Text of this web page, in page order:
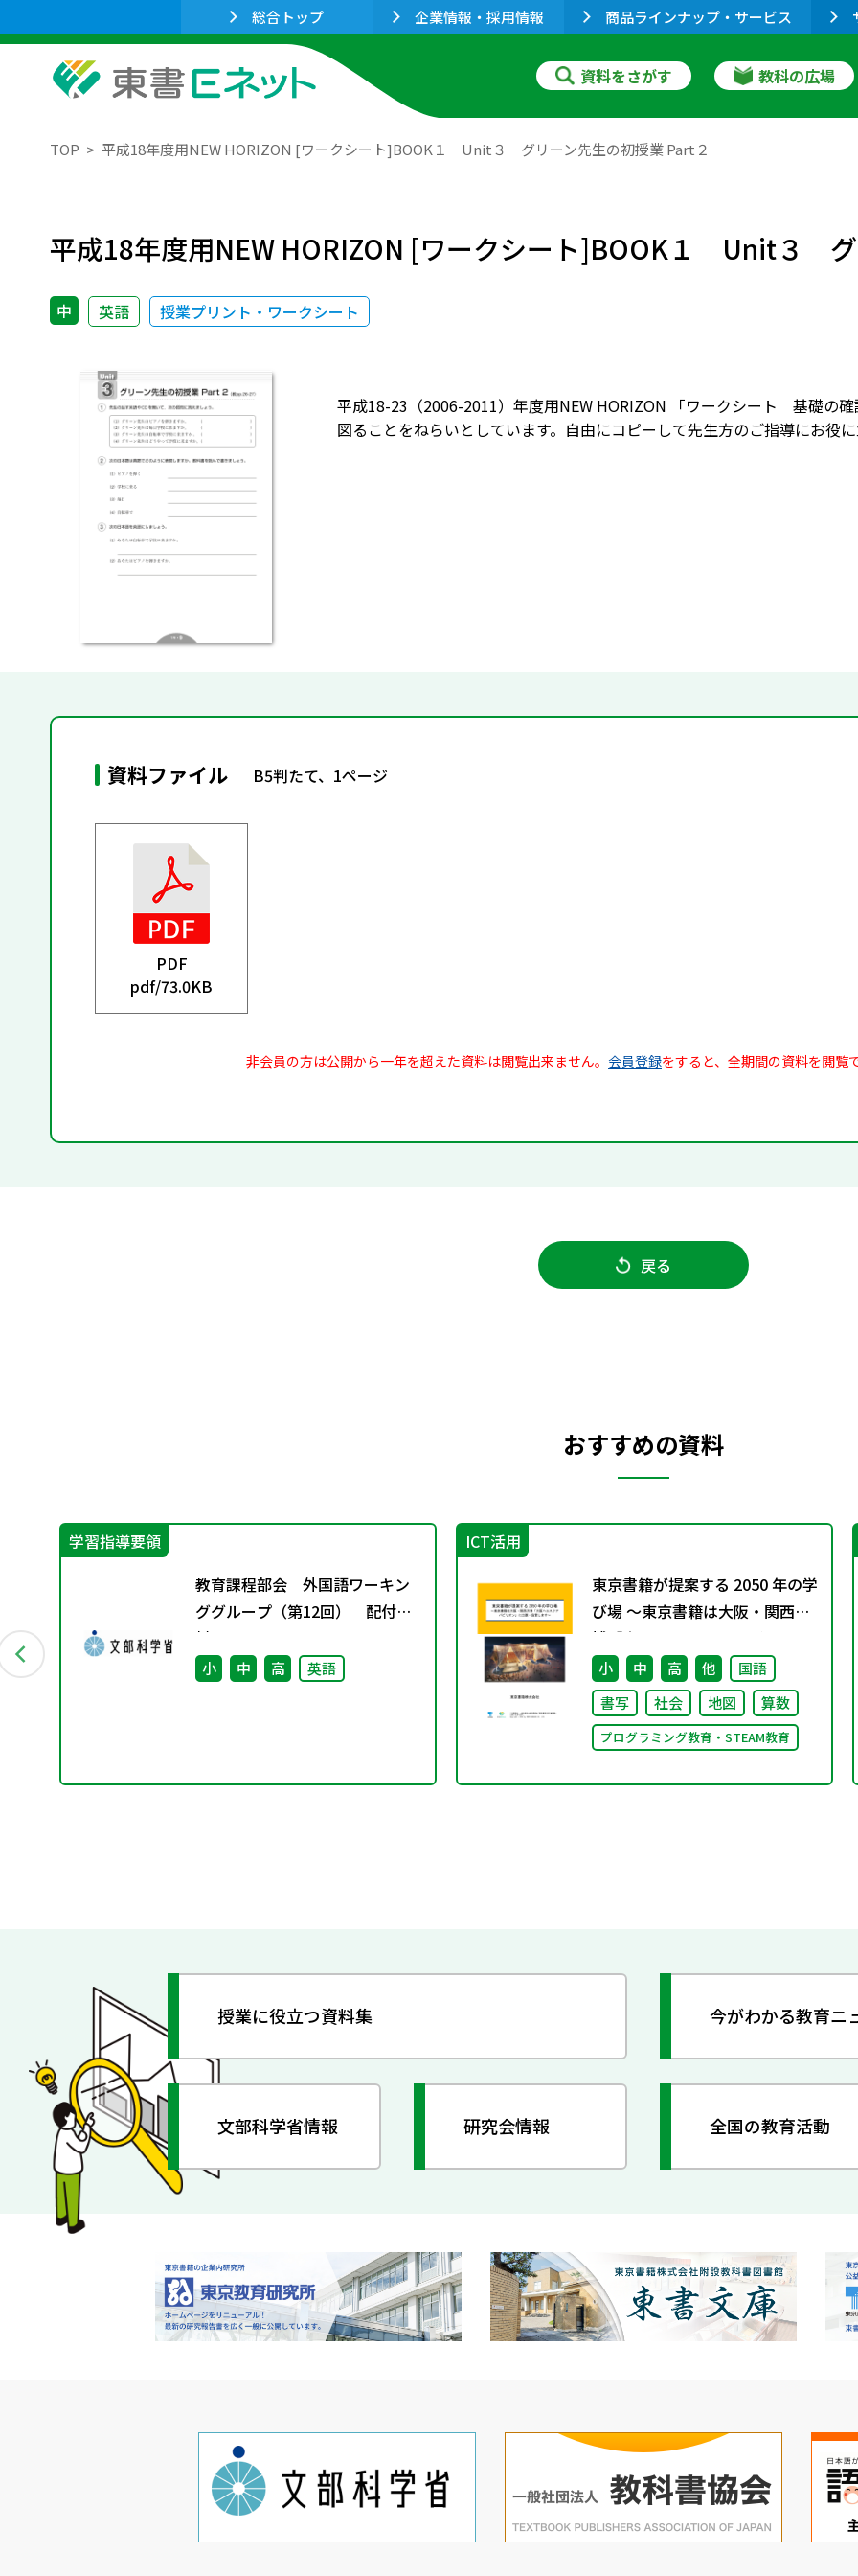
総合トップ 企業情報・採用情報 商品ラインナップ・サービス
資料をさがす 教科の広場
TOP 平成18年度用NEW HORIZON [ワークシート]BOOK１ Unit３ グリーン先生の初授業 Part２
平成18年度用NEW HORIZON [ワークシート]BOOK１ Unit３ グ
中 英語 授業プリント・ワークシート
平成18-23（2006-2011）年度用NEW HORIZON 「ワークシート 基礎の
図ることをねらいとしています。自由にコピーして先生方のご指導にお役に
資料ファイル B5判たて、1ページ
PDF
pdf/73.0KB
非会員の方は公開から一年を超えた資料は閲覧出来ません。 会員登録をすると、全期間の資料を閲覧
戻る
おすすめの資料
学習指導要領
教育課程部会 外国語ワーキン
ググループ（第12回） 配付資
料
小 中 高 英語
ICT活用
東京書籍が提案する 2050 年の学
び場 ～東京書籍は大阪・関西万
博「大阪ヘルスケア パビリオ
ン」に出展・協賛します～
小 中 高 他
国語
書写
社会 地図 算数
プログラミング教育・STEAM教育
授業に役立つ資料集 今がわかる教育ニ
文部科学省情報 研究会情報 全国の教育活動